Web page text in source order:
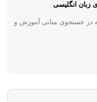
زبان انگلیسی
در جستجوی مبانی آموزش و